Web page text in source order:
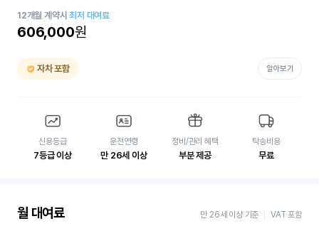
12개월 계약시최저 대여료
606,000원
자차 포함 알아보기
신용등급
7등급 이상
운전연령
만 26세 이상
정비/관리 혜택
부분 제공
탁송비용
무료
월 대여료 만 26세 이상 기준 VAT 포함